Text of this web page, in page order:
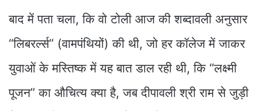
बाद में पता चला, कि वो टोली आज की शब्दावली अनुसार
“लिबरर्ल्स” (वामपंथियों) की थी, जो हर कॉलेज में जाकर
युवाओं के मस्तिष्क में यह बात डाल रही थी, कि “लक्ष्मी
पूजन” का औचित्य क्या है, जब दीपावली श्री राम से जुड़ी